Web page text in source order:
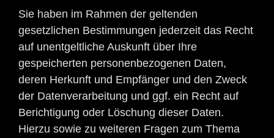
Sie haben im Rahmen der geltenden
gesetzlichen Bestimmungen jederzeit das Recht
auf unentgeltliche Auskunft über Ihre
gespeicherten personenbezogenen Daten,
deren Herkunft und Empfänger und den Zweck
der Datenverarbeitung und ggf. ein Recht auf
Berichtigung oder Löschung dieser Daten.
Hierzu sowie zu weiteren Fragen zum Thema